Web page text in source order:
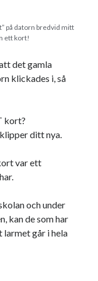
på datorn bredvid mitt
ett kort!
det gamla
klickades i, så
kort?
ditt nya.
var ett
och under
kan de som har
går i hela